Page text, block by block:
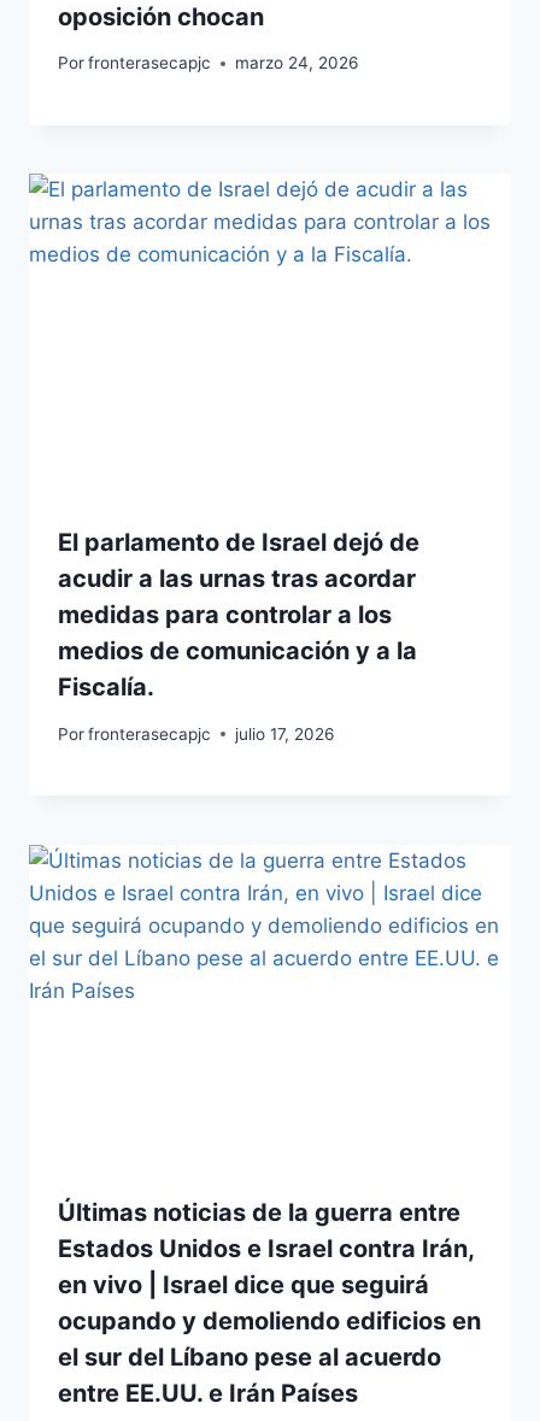
oposición chocan
Porfronterasecapjc marzo 24, 2026
El parlamento de Israel dejó de
acudir a las urnas tras acordar
medidas para controlar a los
medios de comunicación y a la
Fiscalía.
Porfronterasecapjc julio 17, 2026
Últimas noticias de la guerra entre
Estados Unidos e Israel contra Irán,
en vivo | Israel dice que seguirá
ocupando y demoliendo edificios en
el sur del Líbano pese al acuerdo
entre EE.UU. e Irán Países